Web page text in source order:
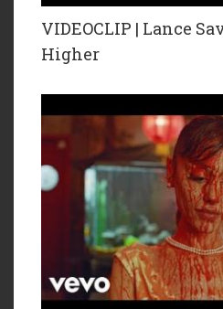
VIDEOCLIP | Lance
Higher